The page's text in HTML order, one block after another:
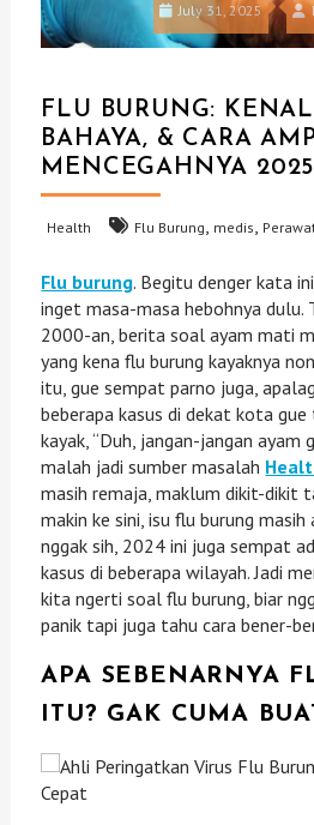
July 31, 2025
FLU BURUNG:
BAHAYA, & CARA
MENCEGAHNYA 2025
Health Flu Burung, medis,
Flu burung. Begitu denger kata
inget masa-masa hebohnya dulu.
2000-an, berita soal ayam mati
yang kena flu burung kayaknya
itu, gue sempat parno juga,
beberapa kasus di dekat kota
kayak, “Duh, jangan-jangan
malah jadi sumber masalah
masih remaja, maklum dikit-dikit
makin ke sini, isu flu burung
nggak sih, 2024 ini juga sempat
kasus di beberapa wilayah. Jadi
kita ngerti soal flu burung, biar
panik tapi juga tahu cara bener-
APA SEBENARNYA
ITU? GAK CUMA